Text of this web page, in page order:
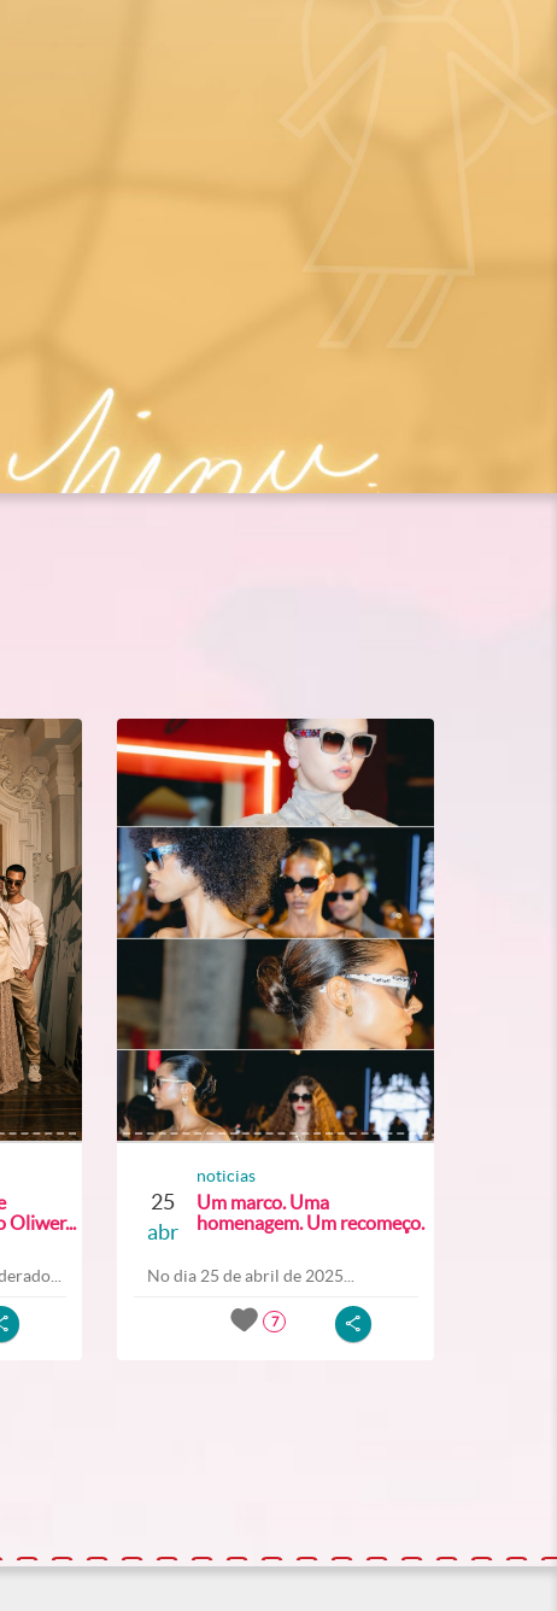
Oliwer...
25
abr
noticias
Um marco. Uma
homenagem. Um recomeço.
No dia 25 de abril de 2025...
7